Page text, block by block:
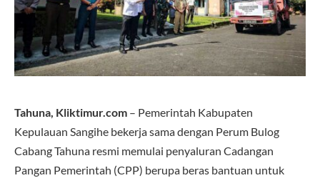
Tahuna, Kliktimur.com – Pemerintah Kabupaten
Kepulauan Sangihe bekerja sama dengan Perum Bulog
Cabang Tahuna resmi memulai penyaluran Cadangan
Pangan Pemerintah (CPP) berupa beras bantuan untuk